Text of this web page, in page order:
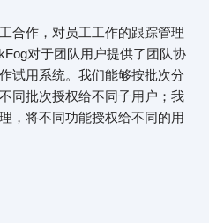
合作，对员工工作的跟踪管理
对于团队用户提供了团队协
试用系统。我们能够按批次分
同批次授权给不同子用户；我
，将不同功能授权给不同的用